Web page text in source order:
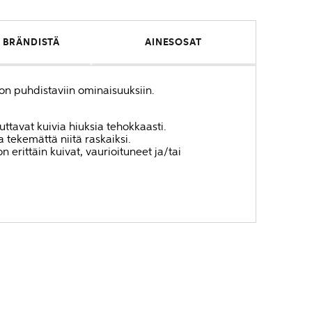
AINESOSAT
puhdistaviin ominaisuuksiin.
kuivia hiuksia tehokkaasti.
tekemättä niitä raskaiksi.
erittäin kuivat, vaurioituneet ja/tai